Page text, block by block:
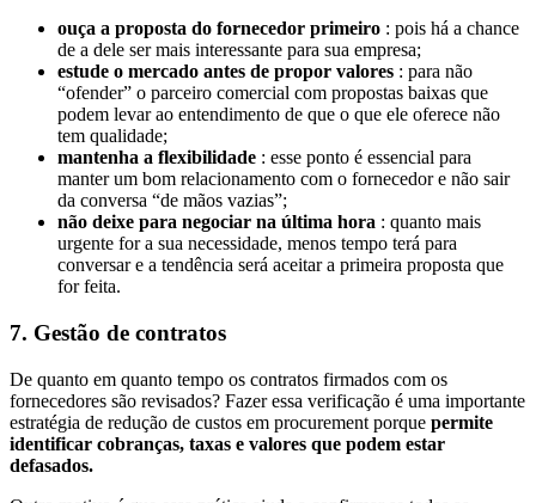
ouça a proposta do fornecedor primeiro : pois há a chance
de a dele ser mais interessante para sua empresa;
estude o mercado antes de propor valores : para não
“ofender” o parceiro comercial com propostas baixas que
podem levar ao entendimento de que o que ele oferece não
tem qualidade;
mantenha a flexibilidade : esse ponto é essencial para
manter um bom relacionamento com o fornecedor e não sair
da conversa “de mãos vazias”;
não deixe para negociar na última hora : quanto mais
urgente for a sua necessidade, menos tempo terá para
conversar e a tendência será aceitar a primeira proposta que
for feita.
7. Gestão de contratos
De quanto em quanto tempo os contratos firmados com os
fornecedores são revisados? Fazer essa verificação é uma importante
estratégia de redução de custos em procurement porque permite
identificar cobranças, taxas e valores que podem estar
defasados.